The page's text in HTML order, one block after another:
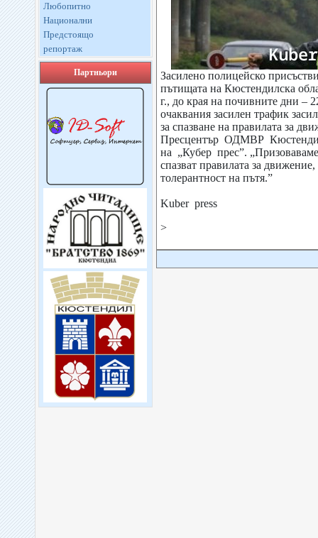
Любопитно
Национални
Предстоящо
репортаж
Партньори
Засилено полицейско
пътищата на Кюстендилска
г., до края на почивните дни –
очаквания засилен трафик
за спазване на правилата за
Пресцентър ОДМВР
на „Кубер прес”.
спазват правилата за движение,
толерантност на пътя.”
Kuber press
>